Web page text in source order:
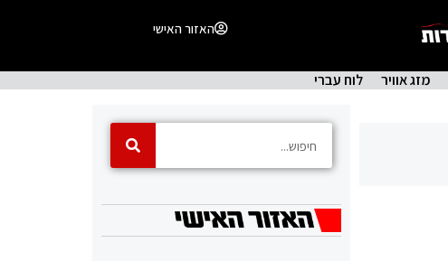
האזור האישי
מזג אוויר לוח עברי